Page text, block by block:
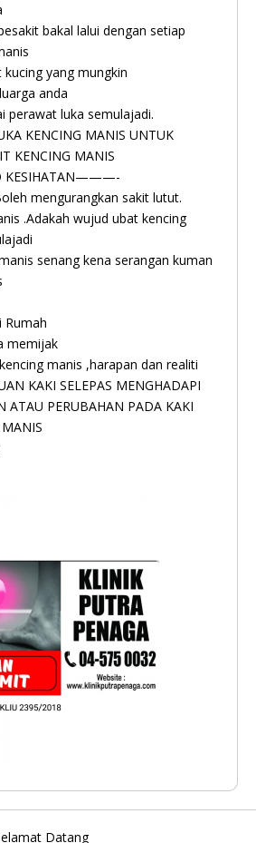
bakal lalui dengan setiap
yang mungkin
anda
perawat luka semulajadi.
KENCING MANIS UNTUK
KENCING MANIS
mengurangkan sakit lutut.
.Adakah wujud ubat kencing
senang kena serangan kuman
Rumah
memijak
manis ,harapan dan realiti
KAKI SELEPAS MENGHADAPI
ATAU PERUBAHAN PADA KAKI
Datang